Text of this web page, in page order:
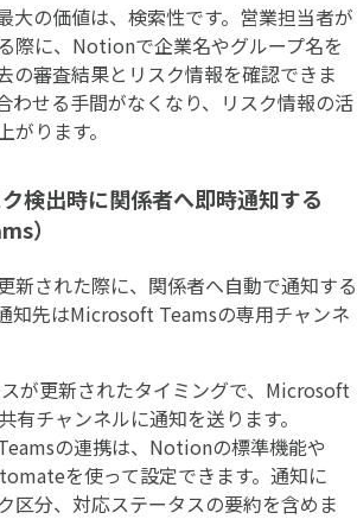
大の価値は、検索性です。営業担当者が
際に、Notionで企業名やグループ名を
の審査結果とリスク情報を確認できま
わせる手間がなくなり、リスク情報の活
ります。
検出時に関係者へ即時通知する
）
新された際に、関係者へ自動で通知する
知先はMicrosoft Teamsの専用チャンネ
が更新されたタイミングで、Microsoft
有チャンネルに通知を送ります。
の連携は、Notionの標準機能や
を使って設定できます。通知に
区分、対応ステータスの要約を含めま